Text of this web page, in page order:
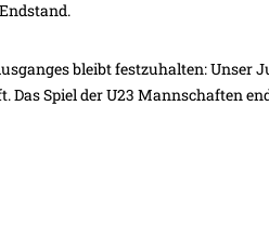
bleibt festzuhalten: Unser
Das Spiel der U23 Mannschaften